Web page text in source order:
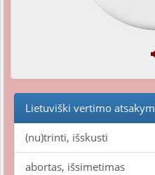
Lietuviški vertimo
(nu)trinti, išskusti
abortas, išsimetimas